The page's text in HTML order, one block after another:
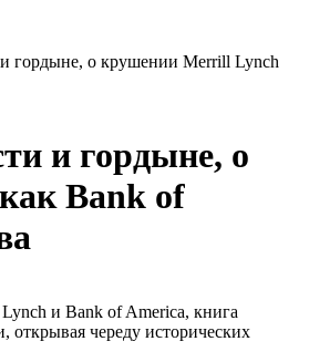
гордыне, о крушении Merrill Lynch
и гордыне, о
Bank of
и Bank of America, книга
открывая череду исторических